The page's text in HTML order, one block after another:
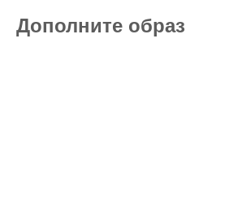
Дополните образ